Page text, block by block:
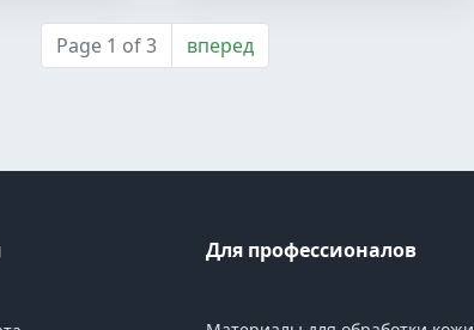
Page 1 of 3 вперед
Для профессионалов